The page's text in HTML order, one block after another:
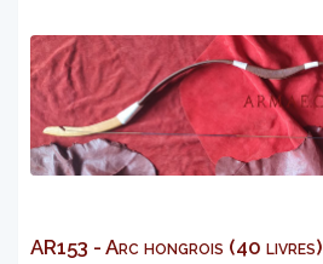
AR153 - Arc hongrois (40 livres)